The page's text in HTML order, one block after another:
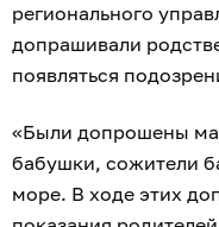
регионального
допрашивали
появляться
«Были допрошены
бабушки, сожители
море. В ходе этих